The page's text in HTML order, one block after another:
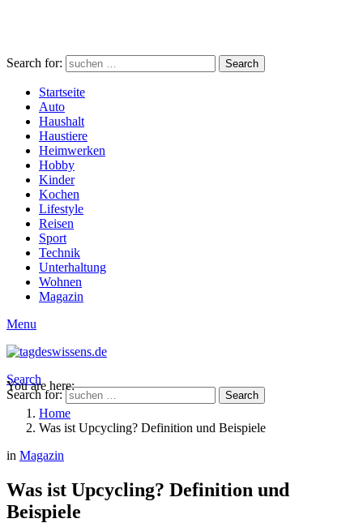
Search for: Search
Startseite
Auto
Haushalt
Haustiere
Heimwerken
Hobby
Kinder
Kochen
Lifestyle
Reisen
Sport
Technik
Unterhaltung
Wohnen
Magazin
Menu
Search
Search for:
Search
You are here:
Home
Was ist Upcycling? Definition und Beispiele
in Magazin
Was ist Upcycling? Definition und
Beispiele